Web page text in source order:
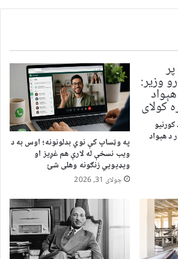
د هېواد په وټساپ کې نوي بدلونونه؛ اوس به د
ویب نسخې له لارې هم غږیز او
ویډیويي زنګونه وهلی شئ
جولای 31, 2026